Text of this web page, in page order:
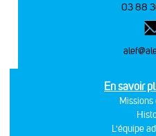
03 88
En savoir
L'équipe